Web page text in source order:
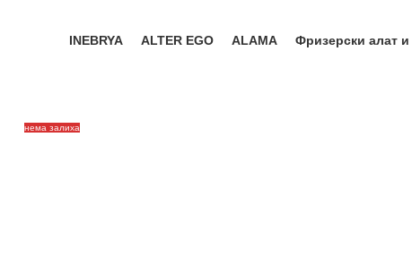
INEBRYA ALTER EGO ALAMA Фризерски алат
нема залиха